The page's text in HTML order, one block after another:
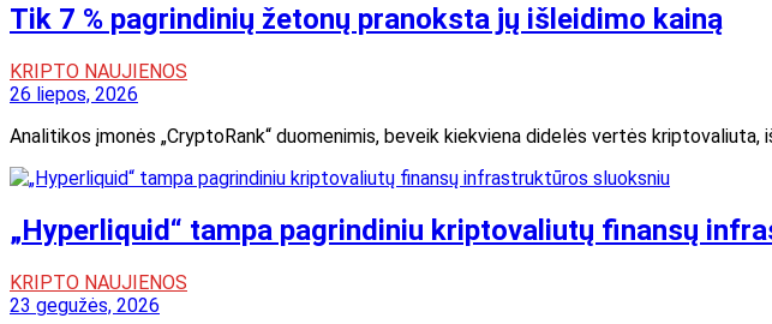
Tik 7 % pagrindinių žetonų pranoksta jų išleidimo kainą
KRIPTO NAUJIENOS
26 liepos, 2026
Analitikos įmonės „CryptoRank“ duomenimis, beveik kiekviena didelės vertės
„Hyperliquid“ tampa pagrindiniu kriptovaliutų finansų
KRIPTO NAUJIENOS
23 gegužės, 2026